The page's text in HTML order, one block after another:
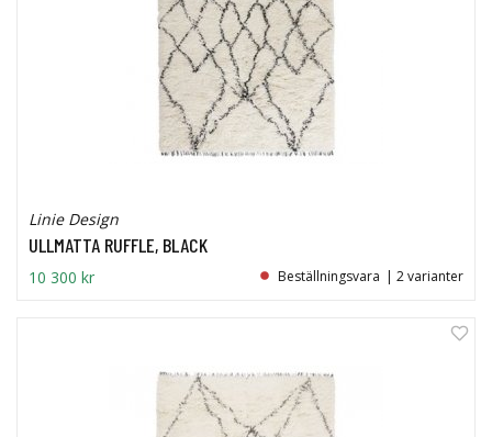
Linie Design
ULLMATTA RUFFLE, BLACK
10 300 kr Beställningsvara | 2 varianter